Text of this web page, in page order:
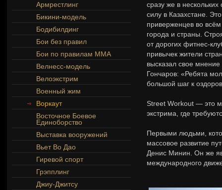
Армрестлинг
Бикини-модель
Бодибилдинг
Бои без правил
Бои по правилам ММА
Велнесс-модель
Велоэкстрим
Военный жим
Воркаут
Восточное Боевое
Единоборство
Выставка вооружений
Вьет Во Дао
Гиревой спорт
Грэпплинг
Джиу-Джитсу
сразу же в
силу в Казахстане.
приверженцев во
города и страны.
от дорогих фитнес-
привычек жители
высказал свое
Гончаров: «Ребята
большой шаг к
Street Workout — это
экстрима, где
Первыми людьми,
массовое развитие
Денис Минин. Он же
международного